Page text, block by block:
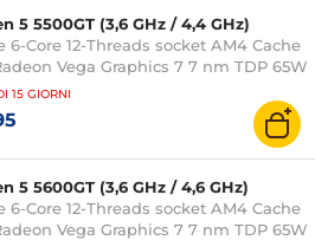
5 5500GT (3,6 GHz / 4,4 GHz)
6-Core 12-Threads socket AM4 Cache
Vega Graphics 7 7 nm TDP 65W
di raffreddamento (versione tray
- garanzia del produttore di 3 anni)
15 GIORNI
5 5600GT (3,6 GHz / 4,6 GHz)
6-Core 12-Threads socket AM4 Cache
Vega Graphics 7 7 nm TDP 65W